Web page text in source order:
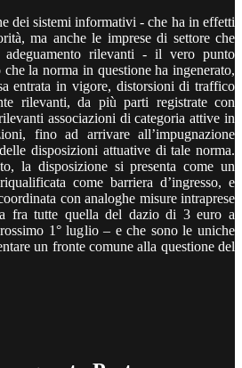
dei sistemi informativi - che ha in effetti
ma anche le imprese di settore che
adeguamento rilevanti - il vero punto
che la norma in questione ha ingenerato,
entrata in vigore, distorsioni di traffico
rilevanti, da più parti registrate con
associazioni di categoria attive in
fino ad arrivare all’impugnazione
disposizioni attuative di tale norma.
la disposizione si presenta come un
come barriera d’ingresso, e
con analoghe misure intraprese
fra tutte quella del dazio di 3 euro a
1° luglio – e che sono le uniche
un fronte comune alla questione del